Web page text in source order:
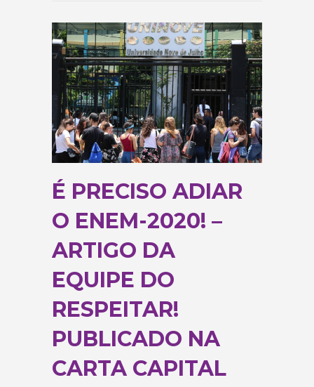
É PRECISO ADIAR
O ENEM-2020! –
ARTIGO DA
EQUIPE DO
RESPEITAR!
PUBLICADO NA
CARTA CAPITAL